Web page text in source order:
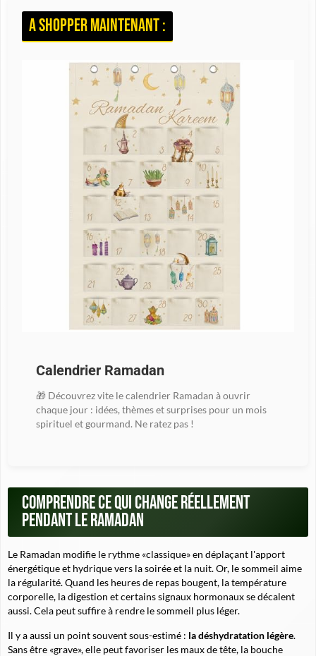
A shopper maintenant :
Calendrier Ramadan
🎁 Découvrez vite le calendrier Ramadan à ouvrir
chaque jour : idées, thèmes et surprises pour un mois
spirituel et gourmand. Ne ratez pas !
Comprendre ce qui change réellement
pendant le Ramadan
Le Ramadan modifie le rythme «classique» en déplaçant l'apport
énergétique et hydrique vers la soirée et la nuit. Or, le sommeil aime
la régularité. Quand les heures de repas bougent, la température
corporelle, la digestion et certains signaux hormonaux se décalent
aussi. Cela peut suffire à rendre le sommeil plus léger.
Il y a aussi un point souvent sous-estimé : la déshydratation légère.
Sans être «grave», elle peut favoriser les maux de tête, la bouche